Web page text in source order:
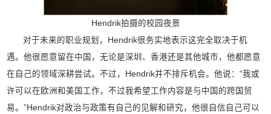
Hendrik拍摄的校园夜景
对于未来的职业规划，Hendrik很务实地表示这完全取决于机
遇。他很愿意留在中国，无论是深圳、香港还是其他城市，他都愿意
在自己的领域深耕尝试。不过，Hendrik并不排斥机会。他说：“我或
许可以在欧洲和美国工作，不过我希望工作内容是与中国的跨国贸
易。”Hendrik对政治与政策有自己的见解和研究，他很自信自己可以